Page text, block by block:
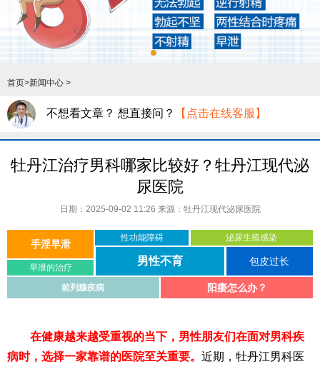
首页>新闻中心 >
不想看文章？ 想直接问？ 【点击在线客服】
牡丹江治疗男科哪家比较好？牡丹江现代泌
尿医院
日期：2025-09-02 11:26 来源： 牡丹江现代泌尿医院
手淫早泄
性功能障碍 泌尿生殖感染
包皮过长
男性不育
早泄的治疗
前列腺疾病
阳痿怎么办？
在健康越来越受重视的当下，男性朋友们在面对男科疾
病时，选择一家靠谱的医院至关重要。 近期，牡丹江男科医